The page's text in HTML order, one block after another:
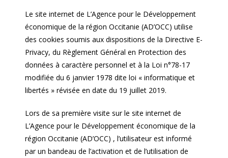
Le site internet de L’Agence pour le Développement
économique de la région Occitanie (AD’OCC) utilise
des cookies soumis aux dispositions de la Directive E-
Privacy, du Règlement Général en Protection des
données à caractère personnel et à la Loi n°78-17
modifiée du 6 janvier 1978 dite loi « informatique et
libertés » révisée en date du 19 juillet 2019.
Lors de sa première visite sur le site internet de
L’Agence pour le Développement économique de la
région Occitanie (AD’OCC) , l’utilisateur est informé
par un bandeau de l’activation et de l’utilisation de